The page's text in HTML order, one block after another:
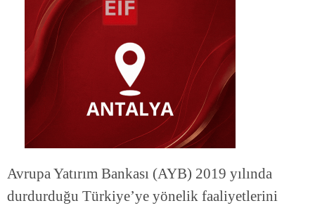
Avrupa Yatırım Bankası (AYB) 2019 yılında
durdurduğu Türkiye’ye yönelik faaliyetlerini